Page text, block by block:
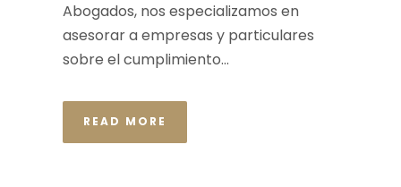
Abogados, nos especializamos en
asesorar a empresas y particulares
sobre el cumplimiento...
READ MORE